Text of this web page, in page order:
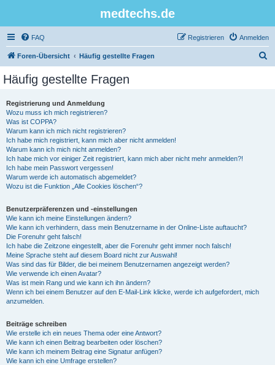
medtechs.de
FAQ Anmelden
Registrieren
Foren-Übersicht Häufig gestellte Fragen
Häufig gestellte Fragen
Registrierung und Anmeldung
Wozu muss ich mich registrieren?
Was ist COPPA?
Warum kann ich mich nicht registrieren?
Ich habe mich registriert, kann mich aber nicht anmelden!
Warum kann ich mich nicht anmelden?
Ich habe mich vor einiger Zeit registriert, kann mich aber nicht mehr anmelden?!
Ich habe mein Passwort vergessen!
Warum werde ich automatisch abgemeldet?
Wozu ist die Funktion „Alle Cookies löschen“?
Benutzerpräferenzen und -einstellungen
Wie kann ich meine Einstellungen ändern?
Wie kann ich verhindern, dass mein Benutzername in der Online-Liste auftaucht?
Die Forenuhr geht falsch!
Ich habe die Zeitzone eingestellt, aber die Forenuhr geht immer noch falsch!
Meine Sprache steht auf diesem Board nicht zur Auswahl!
Was sind das für Bilder, die bei meinem Benutzernamen angezeigt werden?
Wie verwende ich einen Avatar?
Was ist mein Rang und wie kann ich ihn ändern?
Wenn ich bei einem Benutzer auf den E-Mail-Link klicke, werde ich aufgefordert, mich
anzumelden.
Beiträge schreiben
Wie erstelle ich ein neues Thema oder eine Antwort?
Wie kann ich einen Beitrag bearbeiten oder löschen?
Wie kann ich meinem Beitrag eine Signatur anfügen?
Wie kann ich eine Umfrage erstellen?